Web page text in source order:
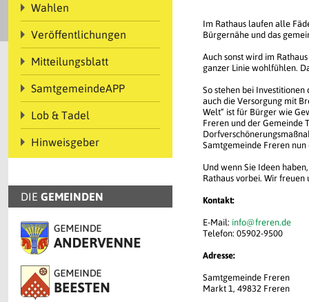
Wahlen
Veröffentlichungen
Mitteilungsblatt
SamtgemeindeAPP
Lob & Tadel
Hinweisgeber
DIE GEMEINDEN
Im Rathaus laufen alle
Bürgernähe und das
Auch sonst wird im
ganzer Linie wohlfühlen.
So stehen bei
auch die Versorgung mit
Welt“ ist für Bürger wie
Freren und der Gemeinde
Samtgemeinde Freren
Und wenn Sie Ideen
Rathaus vorbei. Wir freuen
Kontakt:
E-Mail: info@freren.de
Telefon: 05902-9500
Adresse:
Samtgemeinde Freren
Markt 1, 49832 Freren